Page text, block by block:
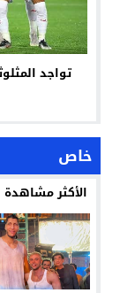
تواجد
خاص
الأكثر مشاهدة